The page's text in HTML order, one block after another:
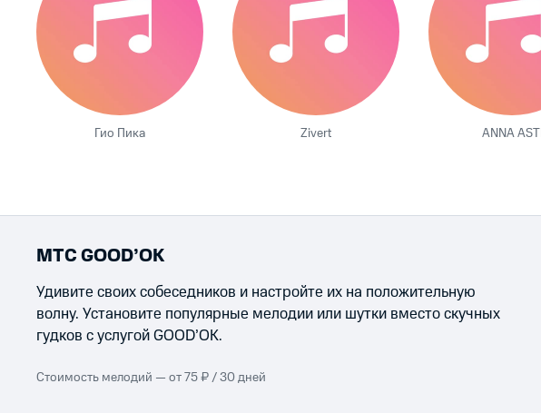
Гио Пика Zivert ANNA ASTI
МТС GOOD’OK
Удивите своих собеседников и настройте их на положительную
волну. Установите популярные мелодии или шутки вместо скучных
гудков с услугой GOOD’OK.
Стоимость мелодий — от 75 ₽ / 30 дней